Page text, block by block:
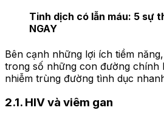
Tinh dịch có lẫn máu: 5 sự
NGAY
Bên cạnh những lợi ích tiềm
trong số những con đường chính
nhiễm trùng đường tình dục
2.1. HIV và viêm gan